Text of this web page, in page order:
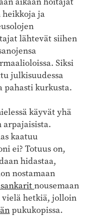
ja
lähtevät siihen
Siksi
julkisuudessa
pahasti kurkusta.
käyvät yhä
arpajaisista.
kaatuu
ei? Totuus on,
hidastaa,
nostamaan
nousemaan
vielä hetkiä, jolloin
pukukopissa.